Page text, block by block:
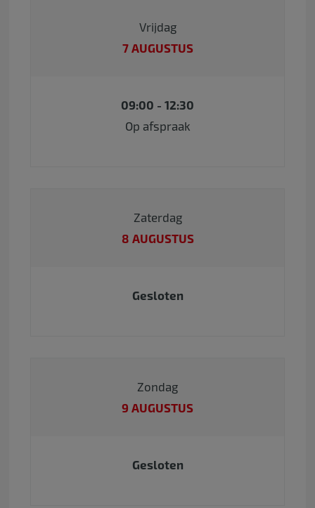
Vrijdag
7 AUGUSTUS
09:00 - 12:30
Op afspraak
Zaterdag
8 AUGUSTUS
Gesloten
Zondag
9 AUGUSTUS
Gesloten